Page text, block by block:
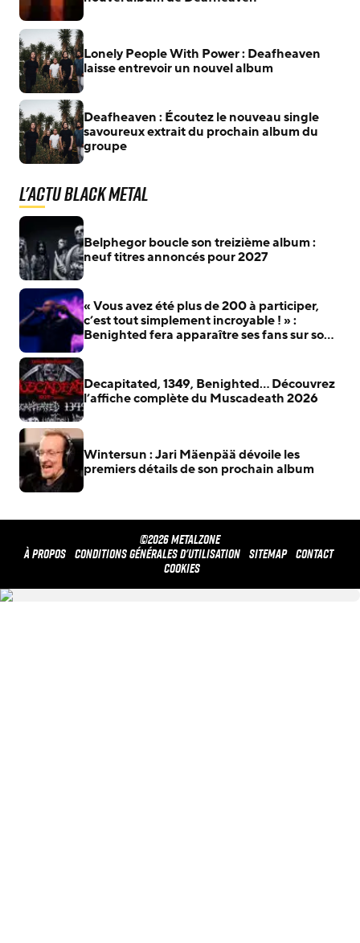
Lonely People With Power : Deafheaven
laisse entrevoir un nouvel album
Deafheaven : Écoutez le nouveau single
savoureux extrait du prochain album du
groupe
L'actu Black Metal
Belphegor boucle son treizième album :
neuf titres annoncés pour 2027
« Vous avez été plus de 200 à participer,
c’est tout simplement incroyable ! » :
Benighted fera apparaître ses fans sur son
Decapitated, 1349, Benighted… Découvrez
l’affiche complète du Muscadeath 2026
Wintersun : Jari Mäenpää dévoile les
premiers détails de son prochain album
©2026 METALZONE
À propos Conditions générales d'utilisation Sitemap Contact
Cookies